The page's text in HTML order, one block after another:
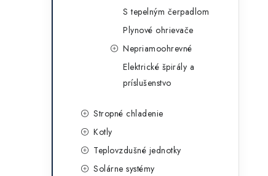
S tepelným čerpadlom
Plynové ohrievače
Nepriamoohrevné
Elektrické špirály a
príslušenstvo
Stropné chladenie
Kotly
Teplovzdušné jednotky
Solárne systémy